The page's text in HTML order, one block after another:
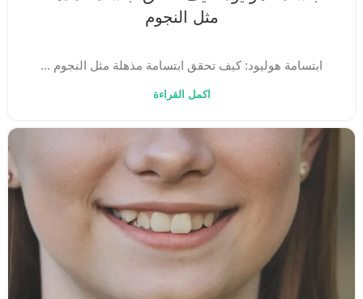
مثل النجوم
ابتسامة هوليود: كيف تحقق ابتسامة مذهلة مثل النجوم ...
اكمل القراءة